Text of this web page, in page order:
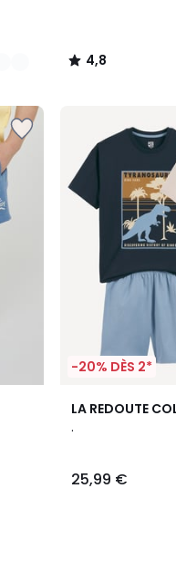
4,8
/
-20% DÈS 2*
LA REDOUTE
.
25,99 €